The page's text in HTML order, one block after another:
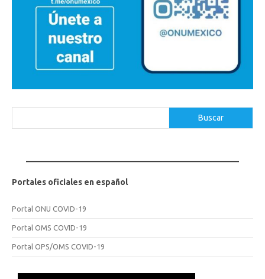
Buscar
Portales oficiales en español
Portal ONU COVID-19
Portal OMS COVID-19
Portal OPS/OMS COVID-19